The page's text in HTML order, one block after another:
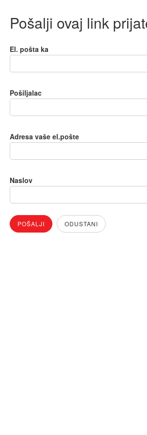
Pošalji ovaj link
El. pošta ka
Pošiljalac
Adresa vaše el.pošte
Naslov
POŠALJI ODUSTANI